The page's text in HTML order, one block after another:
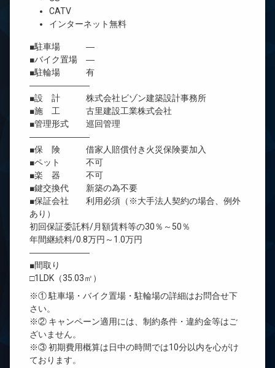
CATV
インターネット無料
■駐車場 ―
■バイク置場 ―
■駐輪場 有
―――――――
■設 計 株式会社ビゾン建築設計事務所
■施 工 古里建設工業株式会社
■管理形式 巡回管理
―――――――
■保 険 借家人賠償付き火災保険要加入
■ペット 不可
■楽 器 不可
■鍵交換代 新築の為不要
■保証会社 利用必須（※大手法人契約の場合、例外
あり）
初回保証委託料/月額賃料等の30％～50％
年間継続料/0.8万円～1.0万円
―――――――
■間取り
□1LDK（35.03㎡）
※① 駐車場・バイク置場・駐輪場の詳細はお問合せ下
さい。
※② キャンペーン適用には、制約条件・違約金等はご
ざいません。
※③ 初期費用概算は日中の時間では10分以内を心がけ
ております。